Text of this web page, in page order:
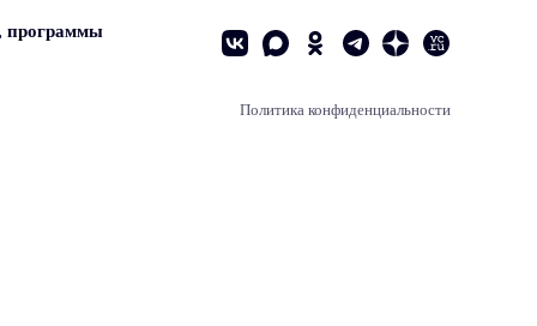
программы
Политика конфиденциальности